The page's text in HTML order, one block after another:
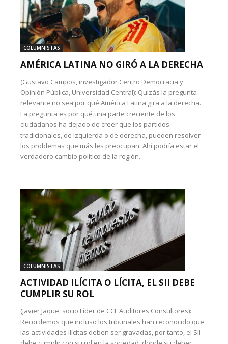
COLUMNISTAS
AMÉRICA LATINA NO GIRÓ A LA DERECHA
(Gustavo Campos, investigador Centro Democracia y
Opinión Pública, Universidad Central): Quizás la pregunta
relevante no sea por qué América Latina gira a la derecha.
La pregunta es por qué una parte creciente de los
ciudadanos ha dejado de creer que los partidos
tradicionales, de izquierda o de derecha, pueden resolver
los problemas que más les preocupan. Ahí podría estar el
verdadero cambio político de la región.
COLUMNISTAS
ACTIVIDAD ILÍCITA O LÍCITA, EL SII DEBE
CUMPLIR SU ROL
(Javier Jaque, socio Líder de CCL Auditores Consultores):
Recordemos que incluso los tribunales han reconocido que
las actividades ilícitas deben ser gravadas, por tanto, el SII